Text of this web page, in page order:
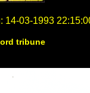
14-03-1993
tribune